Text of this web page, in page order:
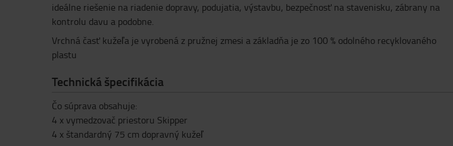
ideálne riešenie na riadenie dopravy, podujatia, výstavbu, bezpečnosť na stavenisku, zábrany na
kontrolu davu a podobne.
Vrchná časť kužeľa je vyrobená z pružnej zmesi a základňa je zo 100 % odolného recyklovaného
plastu
Technická špecifikácia
Čo súprava obsahuje:
4 x vymedzovač priestoru Skipper
4 x štandardný 75 cm dopravný kužeľ